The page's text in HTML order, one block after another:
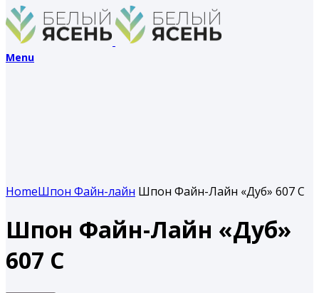
Menu
HomeШпон Файн-лайн Шпон Файн-Лайн «Дуб» 607 C
Шпон Файн-Лайн «Дуб»
607 C